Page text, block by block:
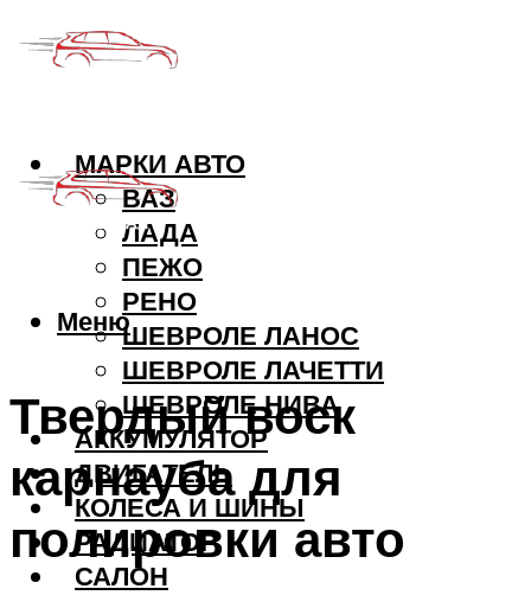
МАРКИ АВТО
ВАЗ
ЛАДА
ПЕЖО
РЕНО
ШЕВРОЛЕ ЛАНОС
ШЕВРОЛЕ ЛАЧЕТТИ
ШЕВРОЛЕ НИВА
АККУМУЛЯТОР
ДВИГАТЕЛЬ
КОЛЕСА И ШИНЫ
РАДИАТОР
САЛОН
Меню
Твердый воск
карнауба для
полировки авто